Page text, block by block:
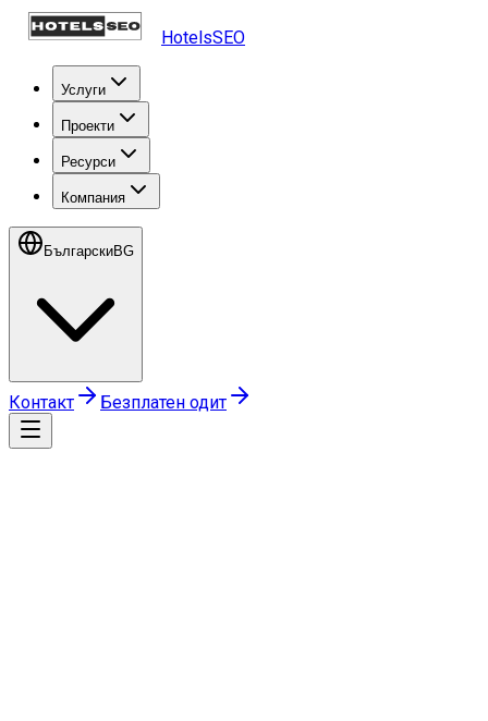
HotelsSEO
Услуги
Проекти
Ресурси
Компания
БългарскиBG
Контакт Безплатен одит